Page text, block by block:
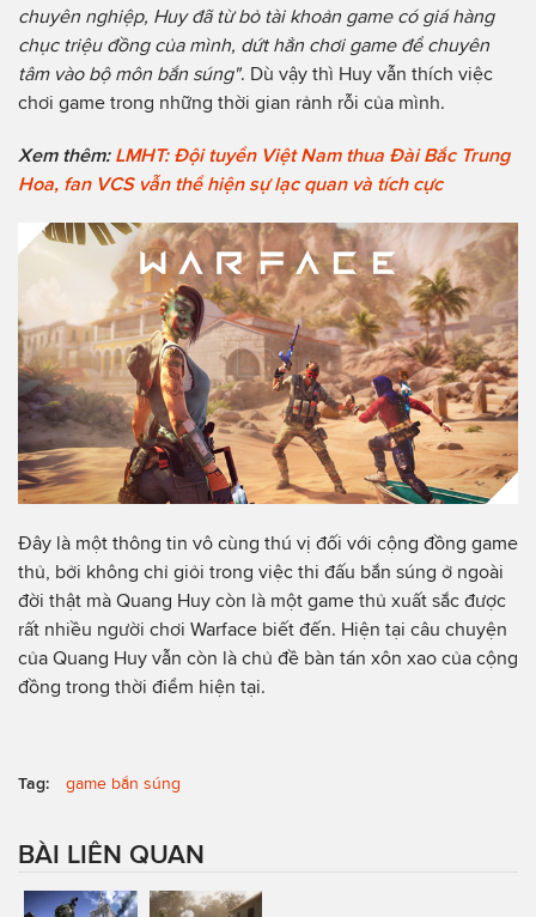
chuyên nghiệp, Huy đã từ bỏ tài khoản game có giá hàng
chục triệu đồng của mình, dứt hẳn chơi game để chuyên
tâm vào bộ môn bắn súng". Dù vậy thì Huy vẫn thích việc
chơi game trong những thời gian rảnh rỗi của mình.
Xem thêm: LMHT: Đội tuyển Việt Nam thua Đài Bắc Trung
Hoa, fan VCS vẫn thể hiện sự lạc quan và tích cực
Đây là một thông tin vô cùng thú vị đối với cộng đồng game
thủ, bởi không chỉ giỏi trong việc thi đấu bắn súng ở ngoài
đời thật mà Quang Huy còn là một game thủ xuất sắc được
rất nhiều người chơi Warface biết đến. Hiện tại câu chuyện
của Quang Huy vẫn còn là chủ đề bàn tán xôn xao của cộng
đồng trong thời điểm hiện tại.
Tag: game bắn súng
BÀI LIÊN QUAN